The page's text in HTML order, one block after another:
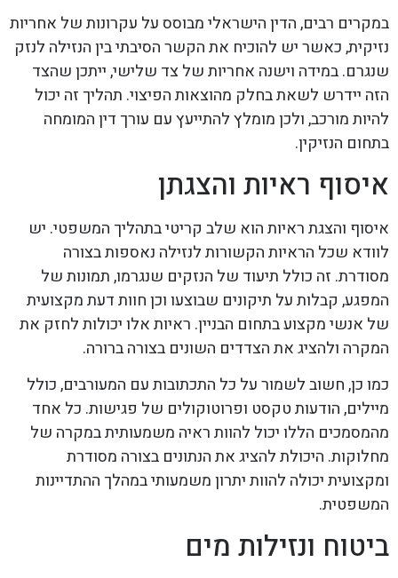
במקרים רבים, הדין הישראלי מבוסס על עקרונות של אחריות
נזיקית, כאשר יש להוכיח את הקשר הסיבתי בין הנזילה לנזק
שנגרם. במידה וישנה אחריות של צד שלישי, ייתכן שהצד
הזה יידרש לשאת בחלק מהוצאות הפיצוי. תהליך זה יכול
להיות מורכב, ולכן מומלץ להתייעץ עם עורך דין המומחה
בתחום הנזיקין.
איסוף ראיות והצגתן
איסוף והצגת ראיות הוא שלב קריטי בתהליך המשפטי. יש
לוודא שכל הראיות הקשורות לנזילה נאספות בצורה
מסודרת. זה כולל תיעוד של הנזקים שנגרמו, תמונות של
המפגע, קבלות על תיקונים שבוצעו וכן חוות דעת מקצועית
של אנשי מקצוע בתחום הבניין. ראיות אלו יכולות לחזק את
המקרה ולהציג את הצדדים השונים בצורה ברורה.
כמו כן, חשוב לשמור על כל התכתובות עם המעורבים, כולל
מיילים, הודעות טקסט ופרוטוקולים של פגישות. כל אחד
מהמסמכים הללו יכול להוות ראיה משמעותית במקרה של
מחלוקות. היכולת להציג את הנתונים בצורה מסודרת
ומקצועית יכולה להוות יתרון משמעותי במהלך ההתדיינות
המשפטית.
ביטוח ונזילות מים